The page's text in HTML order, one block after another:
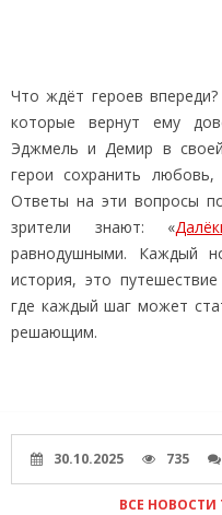
Что ждёт героев
которые вернут ему
Эджмель и Демир в
герои сохранить
Ответы на эти вопросы
зрители знают: «
равнодушными. Каждый
история, это
где каждый шаг может
решающим.
30.10.2025 735
ВСЕ НОВОСТИ